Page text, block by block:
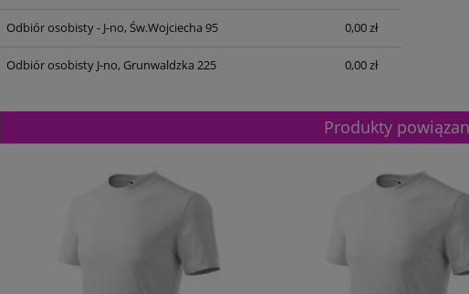
Odbiór osobisty - J-no, Św.Wojciecha 95 0,00 zł
Odbiór osobisty J-no, Grunwaldzka 225 0,00 zł
Produkty